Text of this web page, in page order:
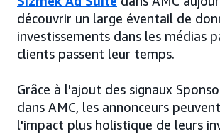
découvrir un large éventail de
investissements dans les médias
clients passent leur temps.
Grâce à l'ajout des signaux
dans AMC, les annonceurs
l'impact plus holistique de leurs